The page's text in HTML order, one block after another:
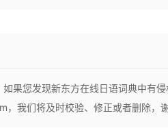
果您发现新东方在线日语词典中有
，我们将及时校验、修正或者删除，